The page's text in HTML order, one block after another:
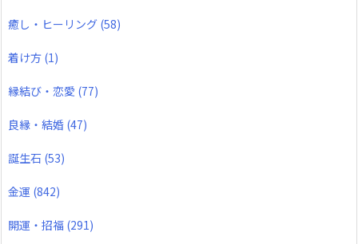
癒し・ヒーリング (58)
着け方 (1)
縁結び・恋愛 (77)
良縁・結婚 (47)
誕生石 (53)
金運 (842)
開運・招福 (291)